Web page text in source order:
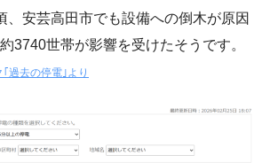
、安芸高田市でも設備への倒木が原因
3740世帯が影響を受けたそうです。
過去の停電｣より